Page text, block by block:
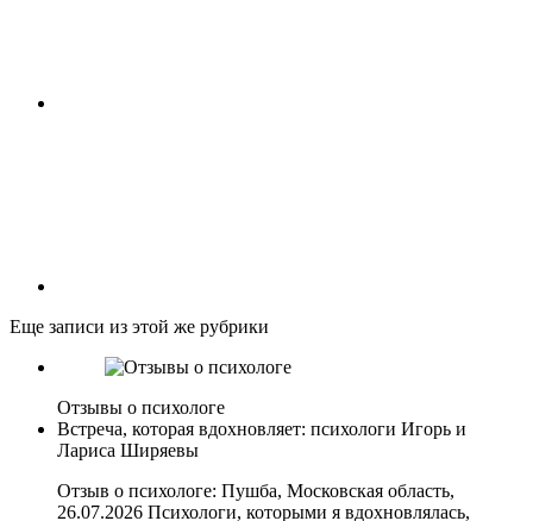
Еще записи из этой же рубрики
Отзывы о психологе
Встреча, которая вдохновляет: психологи Игорь и
Лариса Ширяевы
Отзыв о психологе: Пушба, Московская область,
26.07.2026 Психологи, которыми я вдохновлялась,